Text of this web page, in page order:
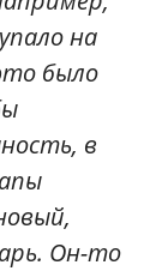
на
было
в
Он-то